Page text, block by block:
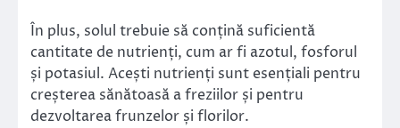
În plus, solul trebuie să conțină suficientă
cantitate de nutrienți, cum ar fi azotul, fosforul
și potasiul. Acești nutrienți sunt esențiali pentru
creșterea sănătoasă a freziilor și pentru
dezvoltarea frunzelor și florilor.